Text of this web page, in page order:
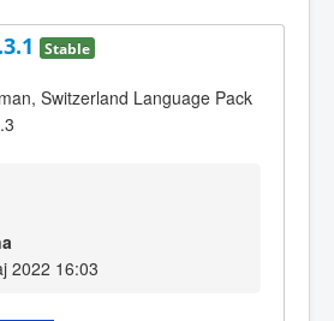
Stable
Switzerland Language Pack
2022 16:03